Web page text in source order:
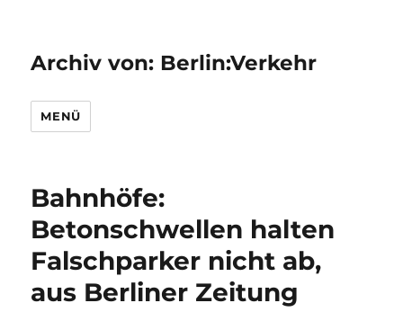
Archiv von: Berlin:Verkehr
MENÜ
Bahnhöfe:
Betonschwellen halten
Falschparker nicht ab,
aus Berliner Zeitung